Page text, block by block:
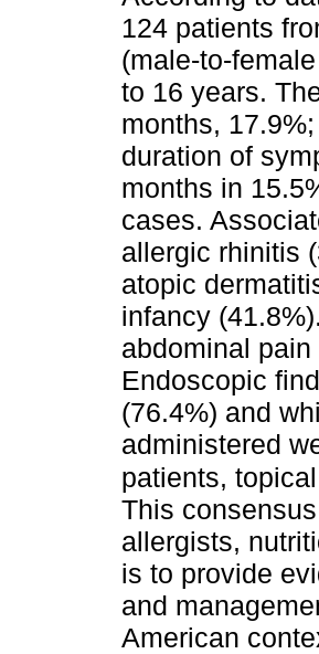
124 patients
(male-to-
to 16 years.
months,
duration of
months in
cases.
allergic rhinitis
atopic
infancy
abdominal
Endoscopic
(76.4%) and
administered
patients,
This
allergists,
is to provide
and
American